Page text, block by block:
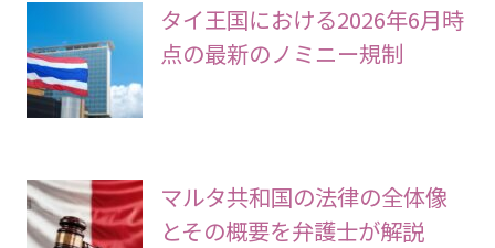
タイ王国における2026年6月時
点の最新のノミニー規制
マルタ共和国の法律の全体像
とその概要を弁護士が解説